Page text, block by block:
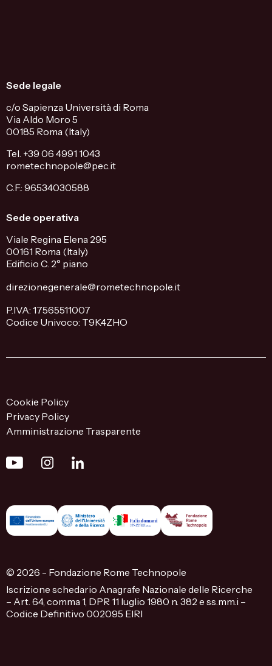
Sede legale
c/o Sapienza Università di Roma
Via Aldo Moro 5
00185 Roma (Italy)
Tel. +39 06 4991 1043
rometechnopole@pec.it
C.F.: 96534030588
Sede operativa
Viale Regina Elena 295
00161 Roma (Italy)
Edificio C. 2° piano
direzionegenerale@rometechnopole.it
P.IVA: 17565511007
Codice Univoco: T9K4ZHO
Cookie Policy
Privacy Policy
Amministrazione Trasparente
© 2026 - Fondazione Rome Technopole
Iscrizione schedario Anagrafe Nazionale delle Ricerche
– Art. 64, comma 1, DPR 11 luglio 1980 n. 382 e ss.mm.i –
Codice Definitivo 002095 EIRI